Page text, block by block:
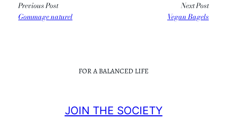
Previous Post
Gommage naturel
Next Post
Vegan Bagels
FOR A BALANCED LIFE
JOIN THE SOCIETY